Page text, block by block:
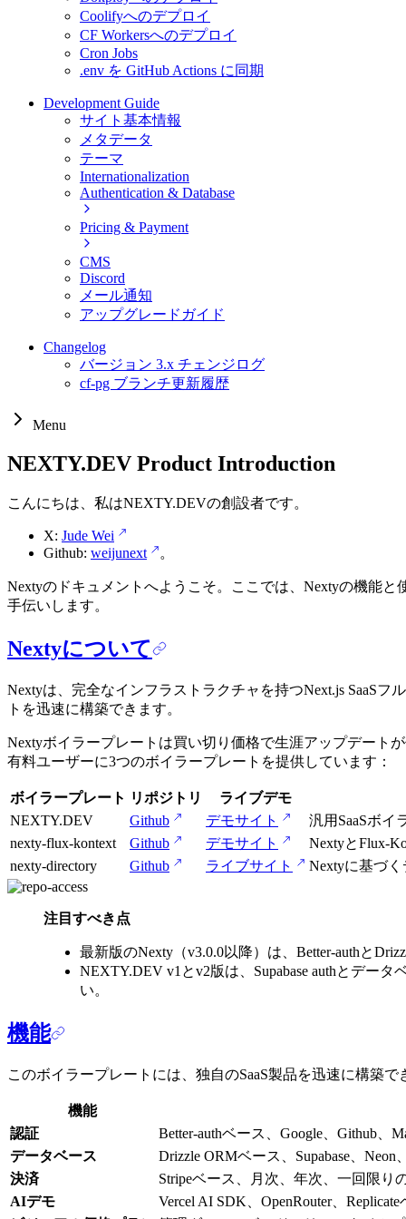
Coolifyへのデプロイ
CF Workersへのデプロイ
Cron Jobs
.env を GitHub Actions に同期
Development Guide
サイト基本情報
メタデータ
テーマ
Internationalization
Authentication & Database
Pricing & Payment
CMS
Discord
メール通知
アップグレードガイド
Changelog
バージョン 3.x チェンジログ
cf-pg ブランチ更新履歴
Menu
NEXTY.DEV Product Introduction
こんにちは、私はNEXTY.DEVの創設者です。
X: Jude Wei
Github: weijunext 。
Nextyのドキュメントへようこそ。ここでは、Nextyの機能
手伝いします。
Nextyについて
Nextyは、完全なインフラストラクチャを持つNext.js SaaS
トを迅速に構築できます。
Nextyボイラープレートは買い切り価格で生涯アップデート
有料ユーザーに3つのボイラープレートを提供しています：
ボイラープレート リポジトリ
ライブデモ
NEXTY.DEV
Github デモサイト
汎用SaaSボイ
nexty-flux-kontext
Github デモサイト
NextyとFlux-
nexty-directory
Github ライブサイト Nextyに基づ
注目すべき点
最新版のNexty（v3.0.0以降）は、Better-authと
NEXTY.DEV v1とv2版は、Supabase authとデー
い。
機能
このボイラープレートには、独自のSaaS製品を迅速に構築
機能
認証
Better-authベース、Google、Github
データベース
Drizzle ORMベース、Supabase、
決済
Stripeベース、月次、年次、一回限
AIデモ
Vercel AI SDK、OpenRouter、